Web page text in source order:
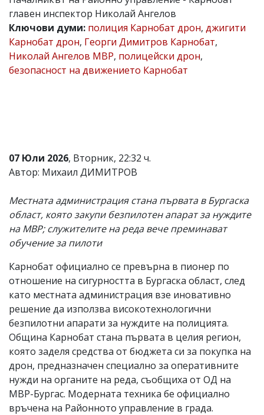
Коментарите
под
статиите
се
въвеждат
от
читателите
Ако
откриете
вас
коментар,
моля
сигнализирайте
ни!
главен инспектор Николай Ангелов
Ключови думи: полиция Карнобат дрон, джигити
Карнобат дрон, Георги Димитров Карнобат,
Николай Ангелов МВР, полицейски дрон,
безопасност на движението Карнобат
07 Юли 2026, Вторник, 22:32 ч.
Автор: Михаил ДИМИТРОВ
Местната администрация стана първата в Бургаска
област, която закупи безпилотен апарат за нуждите
на МВР; служителите на реда вече преминават
обучение за пилоти
Карнобат официално се превърна в пионер по
отношение на сигурността в Бургаска област, след
като местната администрация взе иновативно
решение да използва високотехнологични
безпилотни апарати за нуждите на полицията.
Община Карнобат стана първата в целия регион,
която заделя средства от бюджета си за покупка на
дрон, предназначен специално за оперативните
нужди на органите на реда, съобщиха от ОД на
МВР-Бургас. Модерната техника бе официално
връчена на Районното управление в града.